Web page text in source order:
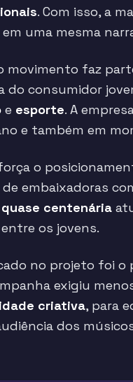
. Com isso, a
uma mesma
movimento faz
do consumidor
e esporte. A
e também em
o
embaixadoras
quase centenária
entre os jovens.
no projeto foi o
exigiu
criativa, para
dos